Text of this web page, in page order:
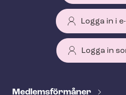
Logga in i
Logga in
e
Med­lems­för­må­ner